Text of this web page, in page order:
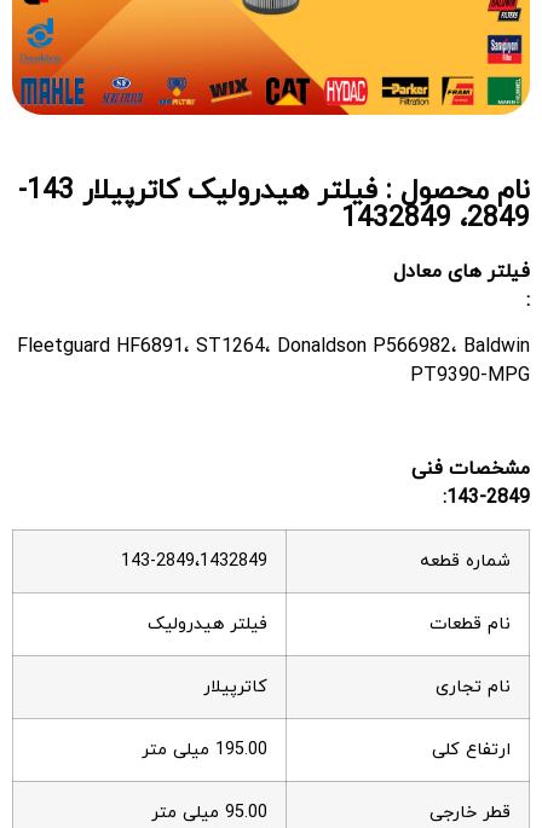
نام محصول : فیلتر هیدرولیک کاترپیلار 143-
2849، 1432849
فیلتر های معادل
:
Fleetguard HF6891، ST1264، Donaldson P566982، Baldwin
PT9390-MPG
مشخصات فنی
143-2849:
شماره قطعه 143-2849،1432849
نام قطعات فیلتر هیدرولیک
نام تجاری کاترپیلار
ارتفاع کلی 195.00 میلی متر
قطر خارجی 95.00 میلی متر